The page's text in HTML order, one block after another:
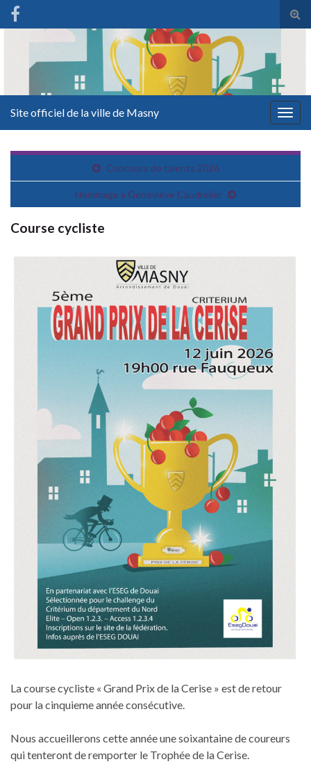
Site officiel de la ville de Masny
Concours de talents 2026
Hommage à Geneviève Caudrelier
Course cycliste
La course cycliste « Grand Prix de la Cerise » est de retour
pour la cinquieme année consécutive.
Nous accueillerons cette année une soixantaine de coureurs
qui tenteront de remporter le Trophée de la Cerise.